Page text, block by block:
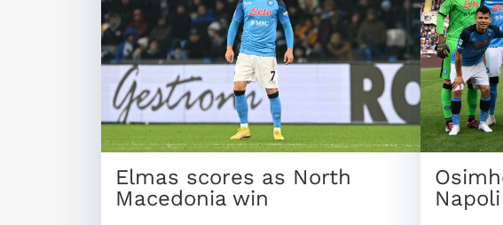
Elmas scores as North
Macedonia win